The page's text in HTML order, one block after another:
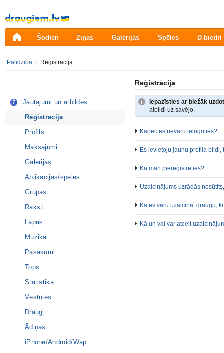
Pāriet
uz
saturu
Šodien Ziņas Galerijas Spēles D-biedri
Palīdzība Reģistrācija
Jautājumi un atbildes
Reģistrācija
Profils
Maksājumi
Galerijas
Aplikācijas/spēles
Grupas
Raksti
Lapas
Mūzika
Pasākumi
Tops
Statistika
Vēstules
Draugi
Ādiņas
iPhone/Android/Wap
Reģistrācija
Iepazīsties ar biežāk
atbildi uz savējo.
Kāpēc es nevaru ielogoties?
Es ievietoju jaunu profila bildi,
Kā man piereģistrēties?
Uzaicinājums uzrādās
Kā es varu uzaicināt draugu,
Kā un vai var atcelt